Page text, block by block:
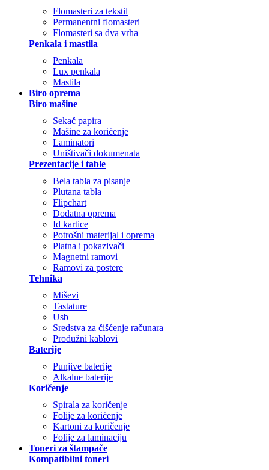
Flomasteri za tekstil
Permanentni flomasteri
Flomasteri sa dva vrha
Penkala i mastila
Penkala
Lux penkala
Mastila
Biro oprema
Biro mašine
Sekač papira
Mašine za koričenje
Laminatori
Uništivači dokumenata
Prezentacije i table
Bela tabla za pisanje
Plutana tabla
Flipchart
Dodatna oprema
Id kartice
Potrošni materijal i oprema
Platna i pokazivači
Magnetni ramovi
Ramovi za postere
Tehnika
Miševi
Tastature
Usb
Sredstva za čišćenje računara
Produžni kablovi
Baterije
Punjive baterije
Alkalne baterije
Koričenje
Spirala za koričenje
Folije za koričenje
Kartoni za koričenje
Folije za laminaciju
Toneri za štampače
Kompatibilni toneri